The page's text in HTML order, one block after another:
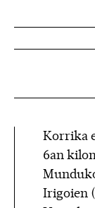
Korrika
6an
Irigoien